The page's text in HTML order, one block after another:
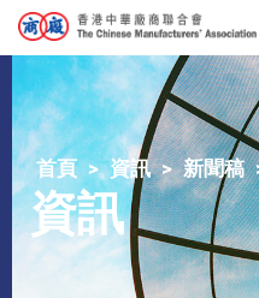
首頁 資訊 新聞稿
資訊